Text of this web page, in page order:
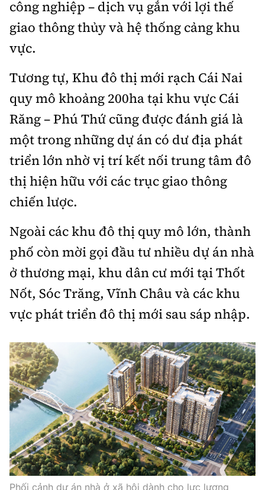
công nghiệp – dịch vụ gắn với lợi thế
giao thông thủy và hệ thống cảng khu
vực.
Tương tự, Khu đô thị mới rạch Cái Nai
quy mô khoảng 200ha tại khu vực Cái
Răng – Phú Thứ cũng được đánh giá là
một trong những dự án có dư địa phát
triển lớn nhờ vị trí kết nối trung tâm đô
thị hiện hữu với các trục giao thông
chiến lược.
Ngoài các khu đô thị quy mô lớn, thành
phố còn mời gọi đầu tư nhiều dự án nhà
ở thương mại, khu dân cư mới tại Thốt
Nốt, Sóc Trăng, Vĩnh Châu và các khu
vực phát triển đô thị mới sau sáp nhập.
Phối cảnh dự án nhà ở xã hội dành cho lực lượng